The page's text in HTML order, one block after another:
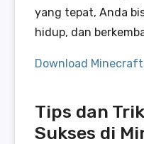
yang tepat, Anda
hidup, dan
Download
Tips dan
Sukses di